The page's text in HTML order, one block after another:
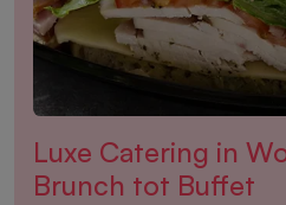
Luxe Catering in
Brunch tot Buffet